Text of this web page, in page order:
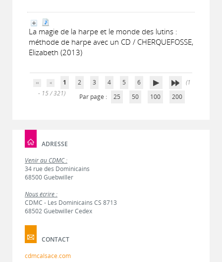
La magie de la harpe et le monde des lutins :
méthode de harpe avec un CD / CHERQUEFOSSE,
Elizabeth (2013)
1 2 3 4 5 6
(1
- 15 / 321)
Par page : 25 50 100 200
ADRESSE
Venir au CDMC :
34 rue des Dominicains
68500 Guebwiller
Nous écrire :
CDMC - Les Dominicains CS 8713
68502 Guebwiller Cedex
CONTACT
cdmcalsace.com